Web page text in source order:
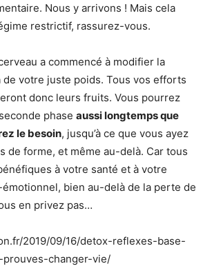
Nous y arrivons ! Mais cela
restrictif, rassurez-vous.
a commencé à modifier la
de votre juste poids. Tous vos efforts
donc leurs fruits. Vous pourrez
phase aussi longtemps que
le besoin, jusqu’à ce que vous ayez
de forme, et même au-delà. Car tous
à votre santé et à votre
bien au-delà de la perte de
en privez pas…
2019/09/16/detox-reflexes-base-
changer-vie/